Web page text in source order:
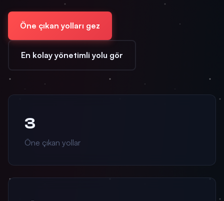
Öne çıkan yolları gez
En kolay yönetimli yolu gör
3
Öne çıkan yollar